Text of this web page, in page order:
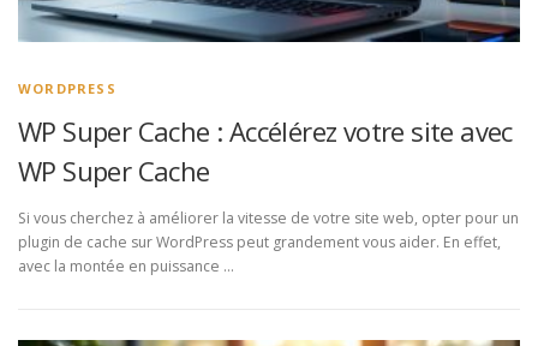
WORDPRESS
WP Super Cache : Accélérez votre site avec
WP Super Cache
Si vous cherchez à améliorer la vitesse de votre site web, opter pour un
plugin de cache sur WordPress peut grandement vous aider. En effet,
avec la montée en puissance …